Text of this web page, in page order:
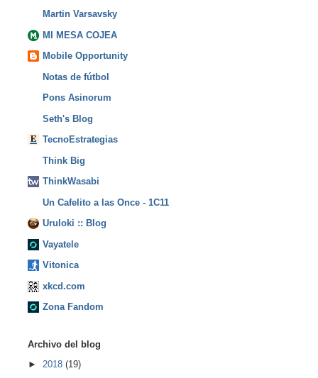
Martin Varsavsky
MI MESA COJEA
Mobile Opportunity
Notas de fútbol
Pons Asinorum
Seth's Blog
TecnoEstrategias
Think Big
ThinkWasabi
Un Cafelito a las Once - 1C11
Uruloki :: Blog
Vayatele
Vitonica
xkcd.com
Zona Fandom
Archivo del blog
► 2018 (19)